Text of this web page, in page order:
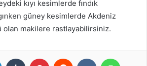
kıyı kesimlerde fındık
güney kesimlerde Akdeniz
makilere rastlayabilirsiniz.
LinkedIn Tumblr Pinterest Reddit VKontakte